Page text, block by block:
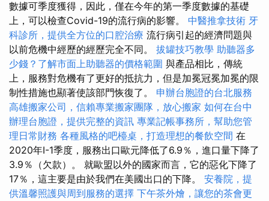
數據可季度獲得，因此，僅在今年的第一季度數據的基礎
上，可以檢查Covid-19的流行病的影響。 中醫推拿技術 牙
科診所，提供全方位的口腔治療 流行病引起的經濟問題與
以前危機中經歷的經歷完全不同。 拔罐技巧教學 助聽器多
少錢？了解市面上助聽器的價格範圍 與產品相比，傳統
上，服務對危機有了更好的抵抗力，但是加冕冠冕加冕的限
制性措施也顯著使該部門恢復了。 申辦台胞證的台北服務
高雄搬家公司，信賴專業搬家團隊，放心搬家 如何在台中
辦理台胞證，提供完整的資訊 專業記帳事務所，幫助您管
理日常財務 各種風格的吧檯桌，打造理想的餐飲空間 在
2020年I-1季度，服務出口歐元降低了6.9％，進口量下降了
3.9％（欠款）。 就歐盟以外的國家而言，它的惡化下降了
17％，這主要是由於我們在美國出口的下降。 安養院，提
供溫馨照護與周到服務的選擇 下午茶外燴，讓您的茶會更